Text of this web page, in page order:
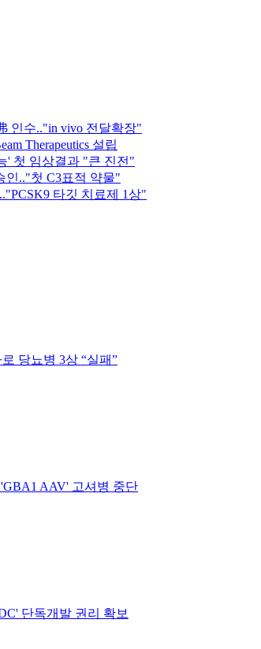
인수.."in vivo 전달확장"
Therapeutics 설립
' 첫 임상결과 "큰 진전"
인.."첫 C3표적 약물"
타깃 치료제 1상"
당뇨병 3상 “실패”
'GBA1 AAV' 고셔병 중단
단독개발 권리 확보